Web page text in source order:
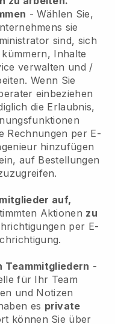
- Wählen Sie,
sie
sind, sich
Inhalte
verwalten und /
Wenn Sie
einbeziehen
die Erlaubnis,
Rechnungen per E-
hinzufügen
auf Bestellungen
auf,
Aktionen zu
per E-
Teammitgliedern -
für Ihr Team
und Notizen
es private
können Sie über